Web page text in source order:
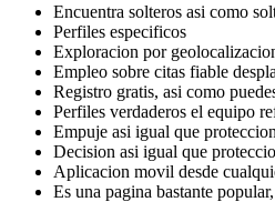
Encuentra solteros asi como
Perfiles especificos
Exploracion por
Empleo sobre citas fiable
Registro gratis, asi como
Perfiles verdaderos el equipo
Empuje asi igual que
Decision asi igual que
Aplicacion movil desde
Es una pagina bastante